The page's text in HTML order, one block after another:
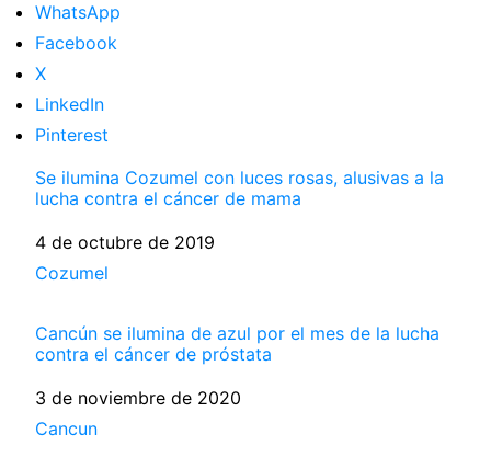
WhatsApp
Facebook
X
LinkedIn
Pinterest
Se ilumina Cozumel con luces rosas, alusivas a la
lucha contra el cáncer de mama
Fecha
4 de octubre de 2019
Respecto a
Cozumel
Cancún se ilumina de azul por el mes de la lucha
contra el cáncer de próstata
Fecha
3 de noviembre de 2020
Respecto a
Cancun